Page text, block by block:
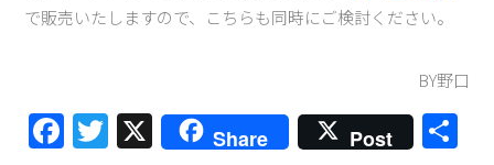
で販売いたしますので、こちらも同時にご検討ください。
BY野口
Facebook
Twitter
X Share Post